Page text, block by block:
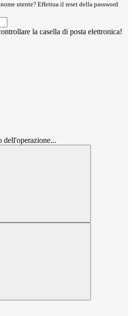
utente? Effettua il reset della password
la casella di posta elettronica!
dell'operazione...